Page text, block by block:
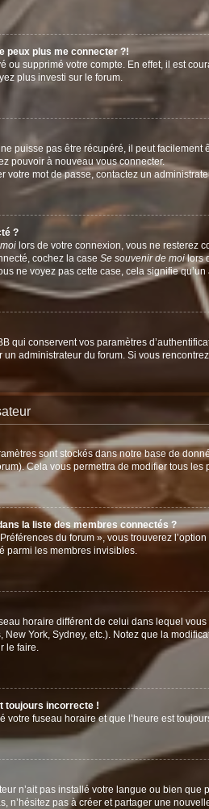
peux plus me connecter ?!
ou supprimé votre compte. En effet, il est
plus investi sur le forum.
puisse pas être récupéré, il peut
pouvoir à nouveau vous connecter.
mot de passe, contactez un
?
lors de votre connexion, vous ne resterez
cochez la case Se souvenir de moilors
ne voyez pas cette case, cela signifie
qui conservent vos paramètres
administrateur du forum. Si vous
sont stockés dans notre base de
Cela vous permettra de modifier tous
la liste des membres connectés ?
du forum », vous trouverez l’option
parmi les membres invisibles.
horaire différent de celui dans lequel
York, Sydney, etc.). Notez que la
le faire.
toujours incorrecte !
votre fuseau horaire et que l’heure est
n’ait pas installé votre langue ou bien
n’hésitez pas à créer et partager une